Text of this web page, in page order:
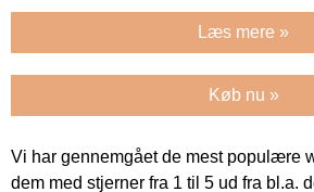
Læs mere »
Køb nu »
Vi har gennemgået de mest populære
dem med stjerner fra 1 til 5 ud fra bl.a.